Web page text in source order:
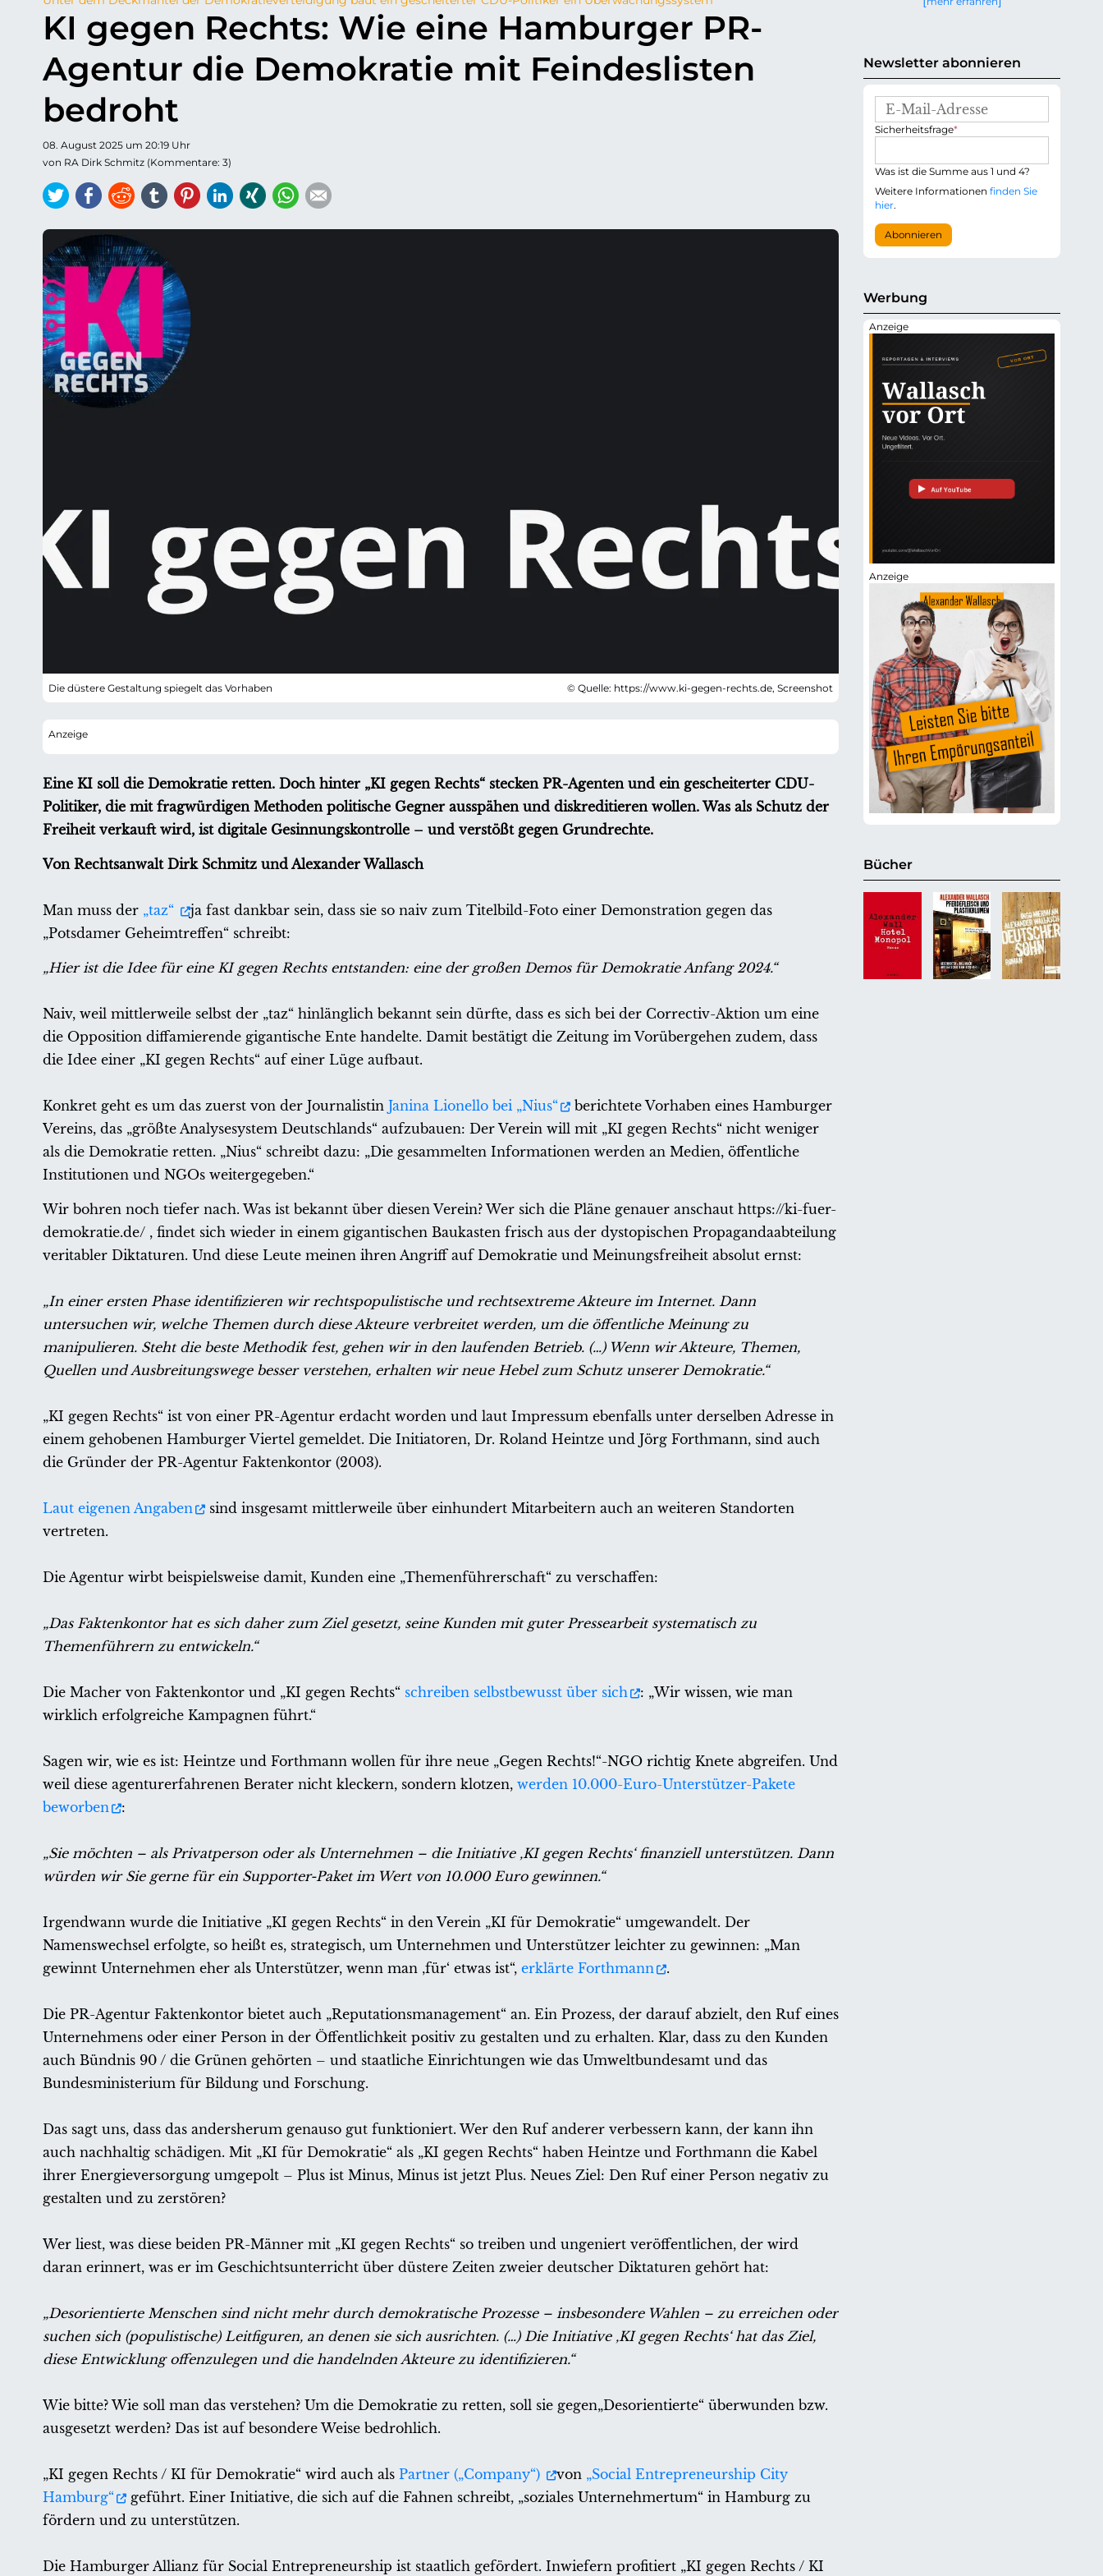
e
n
KI gegen Rechts: Wie eine Hamburger PR-
Agentur die Demokratie mit Feindeslisten
bedroht
08. August 2025 um 20:19 Uhr
von RA Dirk Schmitz (Kommentare: 3)
TwitterFacebook
ReddittumblrPinterestLinkedIn
Xing WhatsApp
Die düstere Gestaltung spiegelt das Vorhaben © Quelle: https://www.ki-gegen-rechts.de, Screenshot
Eine KI soll die Demokratie retten. Doch hinter „KI gegen Rechts“ stecken PR-Agenten und ein gescheiterter CDU-
Politiker, die mit fragwürdigen Methoden politische Gegner ausspähen und diskreditieren wollen. Was als Schutz der
Freiheit verkauft wird, ist digitale Gesinnungskontrolle – und verstößt gegen Grundrechte.
Von Rechtsanwalt Dirk Schmitz und Alexander Wallasch
Man muss der „taz“
ja fast dankbar sein, dass sie so naiv zum Titelbild-Foto einer Demonstration gegen das
„Potsdamer Geheimtreffen“ schreibt:
„Hier ist die Idee für eine KI gegen Rechts entstanden: eine der großen Demos für Demokratie Anfang 2024.“
Naiv, weil mittlerweile selbst der „taz“ hinlänglich bekannt sein dürfte, dass es sich bei der Correctiv-Aktion um eine
die Opposition diffamierende gigantische Ente handelte. Damit bestätigt die Zeitung im Vorübergehen zudem, dass
die Idee einer „KI gegen Rechts“ auf einer Lüge aufbaut.
Konkret geht es um das zuerst von der Journalistin Janina Lionello bei „Nius“
berichtete Vorhaben eines Hamburger
Vereins, das „größte Analysesystem Deutschlands“ aufzubauen: Der Verein will mit „KI gegen Rechts“ nicht weniger
als die Demokratie retten. „Nius“ schreibt dazu: „Die gesammelten Informationen werden an Medien, öffentliche
Institutionen und NGOs weitergegeben.“
Wir bohren noch tiefer nach. Was ist bekannt über diesen Verein? Wer sich die Pläne genauer anschaut https://ki-fuer-
demokratie.de/ , findet sich wieder in einem gigantischen Baukasten frisch aus der dystopischen Propagandaabteilung
veritabler Diktaturen. Und diese Leute meinen ihren Angriff auf Demokratie und Meinungsfreiheit absolut ernst:
„In einer ersten Phase identifizieren wir rechtspopulistische und rechtsextreme Akteure im Internet. Dann
untersuchen wir, welche Themen durch diese Akteure verbreitet werden, um die öffentliche Meinung zu
manipulieren. Steht die beste Methodik fest, gehen wir in den laufenden Betrieb. (…) Wenn wir Akteure, Themen,
Quellen und Ausbreitungswege besser verstehen, erhalten wir neue Hebel zum Schutz unserer Demokratie.“
„KI gegen Rechts“ ist von einer PR-Agentur erdacht worden und laut Impressum ebenfalls unter derselben Adresse in
einem gehobenen Hamburger Viertel gemeldet. Die Initiatoren, Dr. Roland Heintze und Jörg Forthmann, sind auch
die Gründer der PR-Agentur Faktenkontor (2003).
Laut eigenen Angaben
sind insgesamt mittlerweile über einhundert Mitarbeitern auch an weiteren Standorten
vertreten.
Die Agentur wirbt beispielsweise damit, Kunden eine „Themenführerschaft“ zu verschaffen:
„Das Faktenkontor hat es sich daher zum Ziel gesetzt, seine Kunden mit guter Pressearbeit systematisch zu
Themenführern zu entwickeln.“
Die Macher von Faktenkontor und „KI gegen Rechts“ schreiben selbstbewusst über sich
: „Wir wissen, wie man
wirklich erfolgreiche Kampagnen führt.“
Sagen wir, wie es ist: Heintze und Forthmann wollen für ihre neue „Gegen Rechts!“-NGO richtig Knete abgreifen. Und
weil diese agenturerfahrenen Berater nicht kleckern, sondern klotzen, werden 10.000-Euro-Unterstützer-Pakete
beworben
:
„Sie möchten – als Privatperson oder als Unternehmen – die Initiative ‚KI gegen Rechts‘ finanziell unterstützen. Dann
würden wir Sie gerne für ein Supporter-Paket im Wert von 10.000 Euro gewinnen.“
Irgendwann wurde die Initiative „KI gegen Rechts“ in den Verein „KI für Demokratie“ umgewandelt. Der
Namenswechsel erfolgte, so heißt es, strategisch, um Unternehmen und Unterstützer leichter zu gewinnen: „Man
gewinnt Unternehmen eher als Unterstützer, wenn man ‚für‘ etwas ist“, erklärte Forthmann .
Die PR-Agentur Faktenkontor bietet auch „Reputationsmanagement“ an. Ein Prozess, der darauf abzielt, den Ruf eines
Unternehmens oder einer Person in der Öffentlichkeit positiv zu gestalten und zu erhalten. Klar, dass zu den Kunden
auch Bündnis 90 / die Grünen gehörten – und staatliche Einrichtungen wie das Umweltbundesamt und das
Bundesministerium für Bildung und Forschung.
Das sagt uns, dass das andersherum genauso gut funktioniert. Wer den Ruf anderer verbessern kann, der kann ihn
auch nachhaltig schädigen. Mit „KI für Demokratie“ als „KI gegen Rechts“ haben Heintze und Forthmann die Kabel
ihrer Energieversorgung umgepolt – Plus ist Minus, Minus ist jetzt Plus. Neues Ziel: Den Ruf einer Person negativ zu
gestalten und zu zerstören?
Wer liest, was diese beiden PR-Männer mit „KI gegen Rechts“ so treiben und ungeniert veröffentlichen, der wird
daran erinnert, was er im Geschichtsunterricht über düstere Zeiten zweier deutscher Diktaturen gehört hat:
„Desorientierte Menschen sind nicht mehr durch demokratische Prozesse – insbesondere Wahlen – zu erreichen oder
suchen sich (populistische) Leitfiguren, an denen sie sich ausrichten. (…) Die Initiative ‚KI gegen Rechts‘ hat das Ziel,
diese Entwicklung offenzulegen und die handelnden Akteure zu identifizieren.“
Wie bitte? Wie soll man das verstehen? Um die Demokratie zu retten, soll sie gegen„Desorientierte“ überwunden bzw.
ausgesetzt werden? Das ist auf besondere Weise bedrohlich.
„KI gegen Rechts / KI für Demokratie“ wird auch als Partner („Company“) von „Social Entrepreneurship City
Hamburg“
geführt. Einer Initiative, die sich auf die Fahnen schreibt, „soziales Unternehmertum“ in Hamburg zu
fördern und zu unterstützen.
Die Hamburger Allianz für Social Entrepreneurship ist staatlich gefördert. Inwiefern profitiert „KI gegen Rechts / KI
Newsletter abonnieren
M
l
-
A
r
e
P
i
c
h
t
f
e
Sicherheitsfrage*
Was ist die Summe aus 1 und 4?
Weitere Informationen finden Sie
hier.
Abonnieren
Werbung
Bücher